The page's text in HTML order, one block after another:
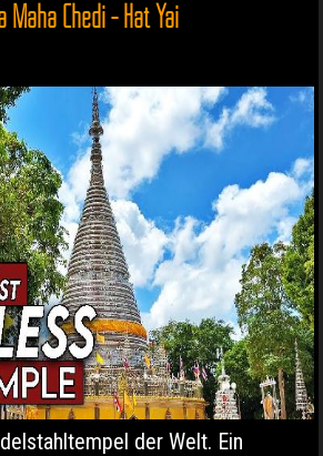
Maha Chedi - Hat Yai
der Welt. Ein